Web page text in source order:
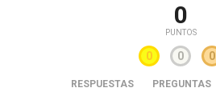
0
PUNTOS
0 0 0
RESPUESTAS PREGUNTAS